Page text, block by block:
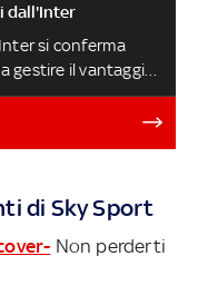
dall'Inter
si conferma
gestire il vantaggio:
sfumati dopo aver
la classifca delle
di Sky Sport
Non perderti